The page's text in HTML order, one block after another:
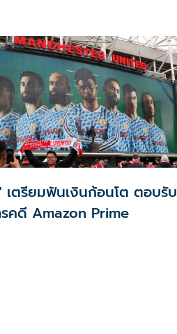
ตรียมฟันเงินก้อนโต ตอบรับ
รคดี Amazon Prime